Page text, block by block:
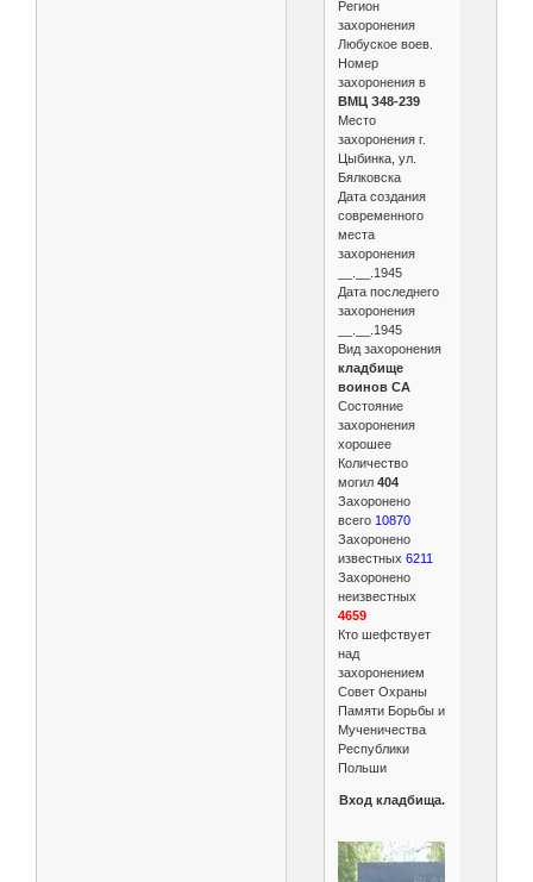
Регион
захоронения
Любуское воев.
Номер
захоронения в
ВМЦ З48-239
Место
захоронения г.
Цыбинка, ул.
Бялковска
Дата создания
современного
места
захоронения
__.__.1945
Дата последнего
захоронения
__.__.1945
Вид захоронения
кладбище
воинов СА
Состояние
захоронения
хорошее
Количество
могил 404
Захоронено
всего 10870
Захоронено
известных 6211
Захоронено
неизвестных
4659
Кто шефствует
над
захоронением
Совет Охраны
Памяти Борьбы и
Мученичества
Республики
Польши
Вход кладбища.